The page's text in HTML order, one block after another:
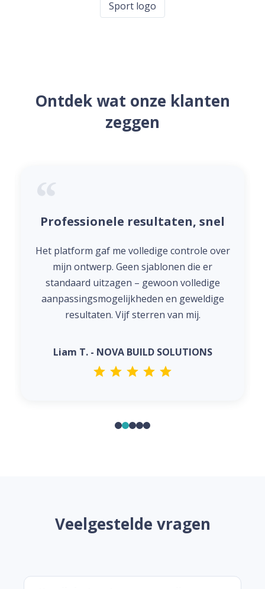
Sport logo
Ontdek wat onze klanten
zeggen
Professionele resultaten, snel
Het platform gaf me volledige controle over
mijn ontwerp. Geen sjablonen die er
standaard uitzagen – gewoon volledige
aanpassingsmogelijkheden en geweldige
resultaten. Vijf sterren van mij.
Liam T. - NOVA BUILD SOLUTIONS
Veelgestelde vragen